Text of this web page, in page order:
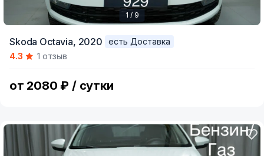
of
1 / 9
Skoda Octavia, 2020
есть Доставка
4.3
1 отзыв
от 2080 ₽ / сутки